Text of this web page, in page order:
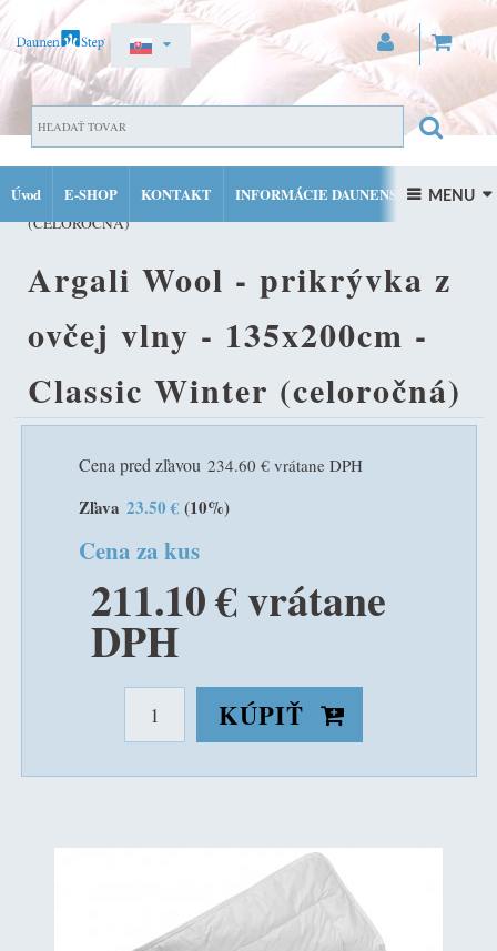
PRIHLÁSIŤ SA
Úvod E-SHOP KONTAKT INFORMÁCIE DAUNENSTEP MENU 
OSTATNÉ PRODUKTY DAUNENSTEP
ARGALI WOOL -
PRIKRÝVKA Z OVČEJ VLNY - 135X200CM - CLASSIC WINTER
(CELOROČNÁ)
Argali Wool - prikrývka z
ovčej vlny - 135x200cm -
Classic Winter (celoročná)
Cena pred zľavou 234.60 € vrátane DPH
Zľava 23.50 € (10%)
Cena za kus
211.10 € vrátane
DPH
KÚPIŤ